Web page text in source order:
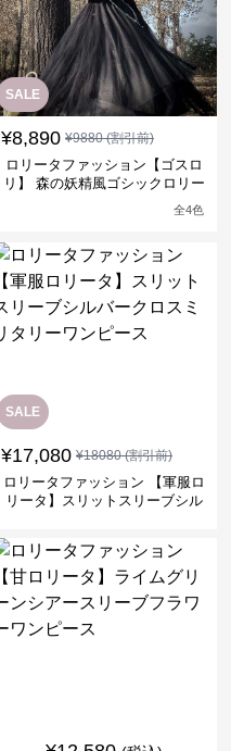
SALE
¥8,890 ¥9880(割引前)
ロリータファッション【ゴスロ
リ】 森の妖精風ゴシックロリー
全4色
SALE
¥17,080 ¥18080(割引前)
ロリータファッション 【軍服ロ
リータ】スリットスリーブシル